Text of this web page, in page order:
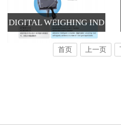
DIGITAL WEIGHING IND
首页 上一页